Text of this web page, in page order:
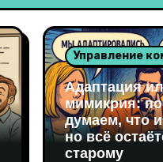
Управление
Адаптация
мимикрия:
думаем, что
но всё
старому